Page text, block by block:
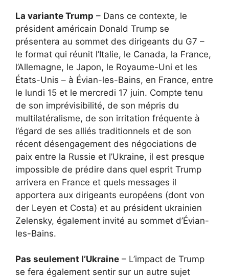
La variante Trump – Dans ce contexte, le
président américain Donald Trump se
présentera au sommet des dirigeants du G7 –
le format qui réunit l’Italie, le Canada, la France,
l’Allemagne, le Japon, le Royaume-Uni et les
États-Unis – à Évian-les-Bains, en France, entre
le lundi 15 et le mercredi 17 juin. Compte tenu
de son imprévisibilité, de son mépris du
multilatéralisme, de son irritation fréquente à
l’égard de ses alliés traditionnels et de son
récent désengagement des négociations de
paix entre la Russie et l’Ukraine, il est presque
impossible de prédire dans quel esprit Trump
arrivera en France et quels messages il
apportera aux dirigeants européens (dont von
der Leyen et Costa) et au président ukrainien
Zelensky, également invité au sommet d’Évian-
les-Bains.
Pas seulement l’Ukraine – L’impact de Trump
se fera également sentir sur un autre sujet